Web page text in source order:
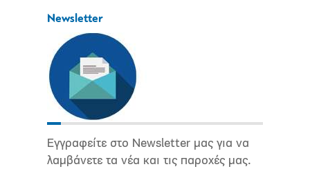
Newsletter
Εγγραφείτε στο Newsletter μας για να
λαμβάνετε τα νέα και τις παροχές μας.